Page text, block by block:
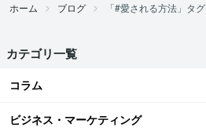
ホーム ブログ 「#愛される方法」タグ
カテゴリ一覧
コラム
ビジネス・マーケティング